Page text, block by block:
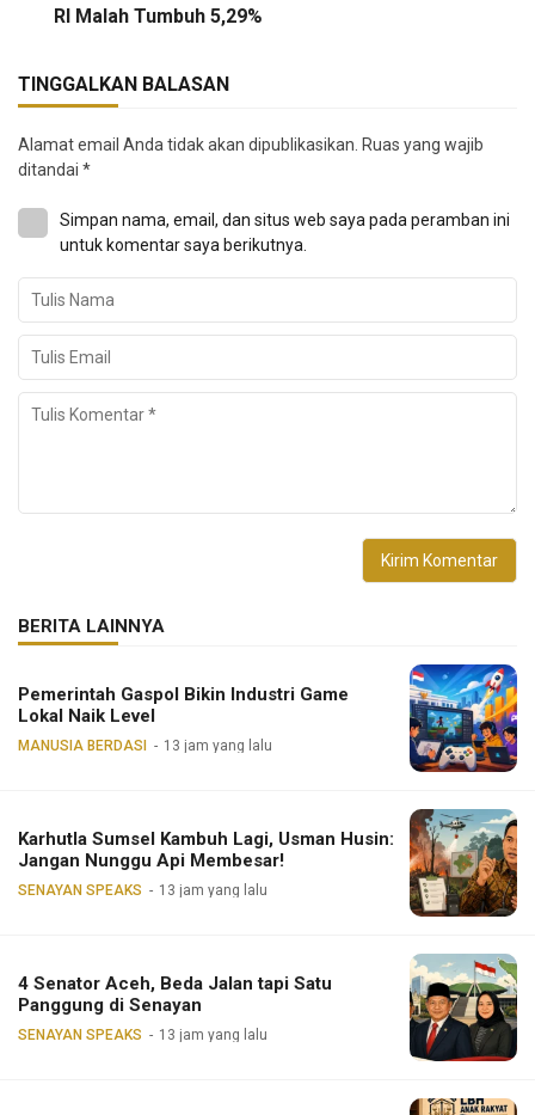
RI Malah Tumbuh 5,29%
TINGGALKAN BALASAN
Alamat email Anda tidak akan dipublikasikan. Ruas yang wajib
ditandai *
Simpan nama, email, dan situs web saya pada peramban ini
untuk komentar saya berikutnya.
BERITA LAINNYA
Pemerintah Gaspol Bikin Industri Game
Lokal Naik Level
MANUSIA BERDASI 13 jam yang lalu
Karhutla Sumsel Kambuh Lagi, Usman Husin:
Jangan Nunggu Api Membesar!
SENAYAN SPEAKS 13 jam yang lalu
4 Senator Aceh, Beda Jalan tapi Satu
Panggung di Senayan
SENAYAN SPEAKS 13 jam yang lalu